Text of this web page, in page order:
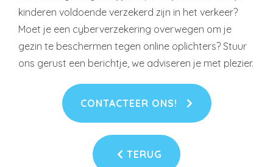
kinderen voldoende verzekerd zijn in het verkeer?
Moet je een cyberverzekering overwegen om je
gezin te beschermen tegen online oplichters? Stuur
ons gerust een berichtje, we adviseren je met plezier.
CONTACTEER ONS!
TERUG